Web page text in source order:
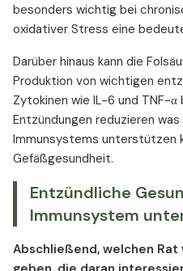
besonders wichtig bei
oxidativer Stress eine
Darüber hinaus kann die
Produktion von wichtigen
Zytokinen wie IL-6 und TNF-
Entzündungen reduzieren
Immunsystems unterstützen
Gefäßgesundheit.
Entzündliche
Immunsystem
Abschließend, welchen Rat